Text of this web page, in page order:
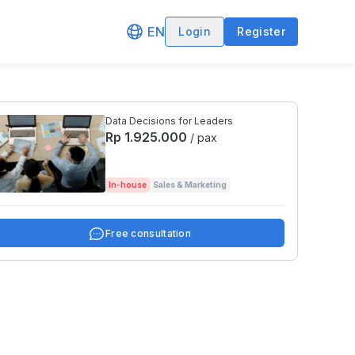
EN Login Register
Data Decisions for Leaders
Rp 1.925.000 / pax
In-house Sales & Marketing
Free consultation